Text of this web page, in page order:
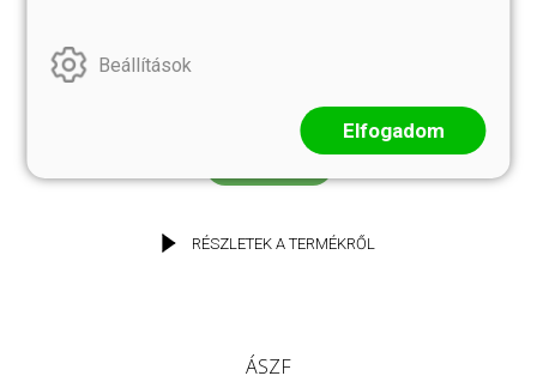
GAZDASÁGOS KISZERELÉSBEN
RÉSZLETEK A TERMÉKRŐL
ÁSZF
Beállítások
Elfogadom